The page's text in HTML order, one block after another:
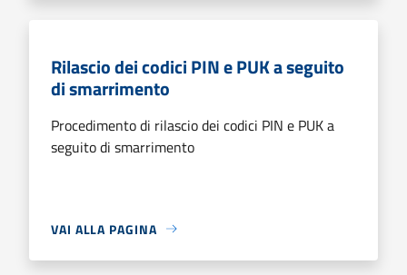
Rilascio dei codici PIN e PUK a seguito
di smarrimento
Procedimento di rilascio dei codici PIN e PUK a
seguito di smarrimento
VAI ALLA PAGINA